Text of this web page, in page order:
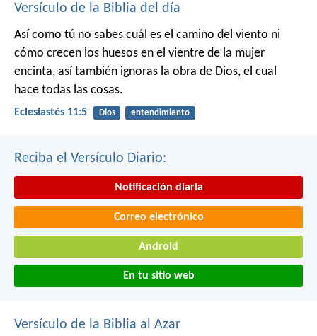
Versículo de la Biblia del día
Así como tú no sabes cuál es el camino del viento ni
cómo crecen los huesos en el vientre de la mujer
encinta, así también ignoras la obra de Dios, el cual
hace todas las cosas.
Eclesiastés 11:5 Dios entendimiento
Reciba el Versículo Diario:
Notificación diaria
Correo electrónico
Android
En tu sitio web
Versículo de la Biblia al Azar